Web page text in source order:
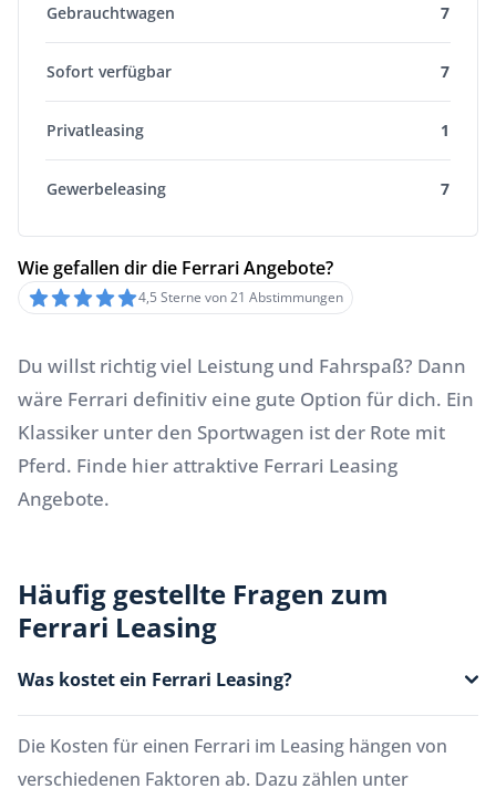
Gebrauchtwagen 7
Sofort verfügbar 7
Privatleasing 1
Gewerbeleasing 7
Wie gefallen dir die Ferrari Angebote?
4,5 Sterne von 21 Abstimmungen
Du willst richtig viel Leistung und Fahrspaß? Dann
wäre Ferrari definitiv eine gute Option für dich. Ein
Klassiker unter den Sportwagen ist der Rote mit
Pferd. Finde hier attraktive Ferrari Leasing
Angebote.
Häufig gestellte Fragen zum
Ferrari Leasing
Was kostet ein Ferrari Leasing?
Die Kosten für einen Ferrari im Leasing hängen von
verschiedenen Faktoren ab. Dazu zählen unter